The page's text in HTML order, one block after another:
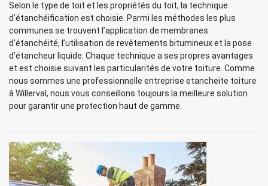
Selon le type de toit et les propriétés du toit, la technique
d’étanchéification est choisie. Parmi les méthodes les plus
communes se trouvent l’application de membranes
d’étanchéité, l’utilisation de revêtements bitumineux et la pose
d’étancheur liquide. Chaque technique a ses propres avantages
et est choisie suivant les particularités de votre toiture. Comme
nous sommes une professionnelle entreprise etancheite toiture
à Willerval, nous vous conseillons toujours la meilleure solution
pour garantir une protection haut de gamme.